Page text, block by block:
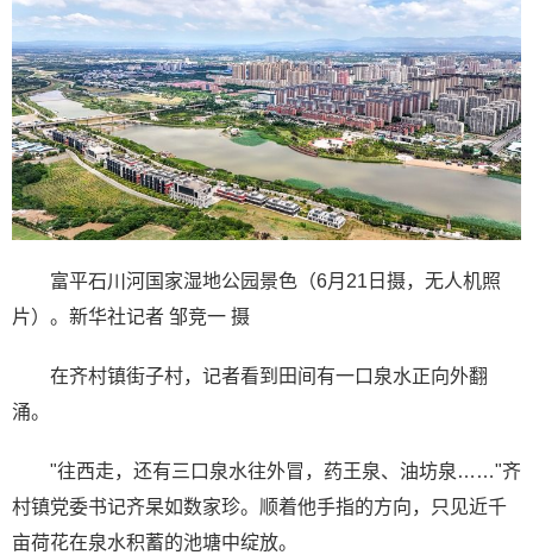
富平石川河国家湿地公园景色（6月21日摄，无人机照
片）。新华社记者 邹竞一 摄
在齐村镇街子村，记者看到田间有一口泉水正向外翻
涌。
"往西走，还有三口泉水往外冒，药王泉、油坊泉……"齐
村镇党委书记齐杲如数家珍。顺着他手指的方向，只见近千
亩荷花在泉水积蓄的池塘中绽放。